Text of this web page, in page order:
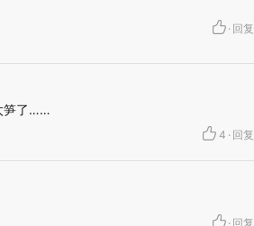
· 回复
笋了……
4 · 回复
· 回复